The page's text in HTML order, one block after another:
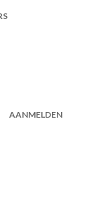
AANMELDEN